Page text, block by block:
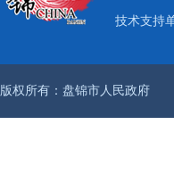
技术支持
版权所有：盘锦市人民政府